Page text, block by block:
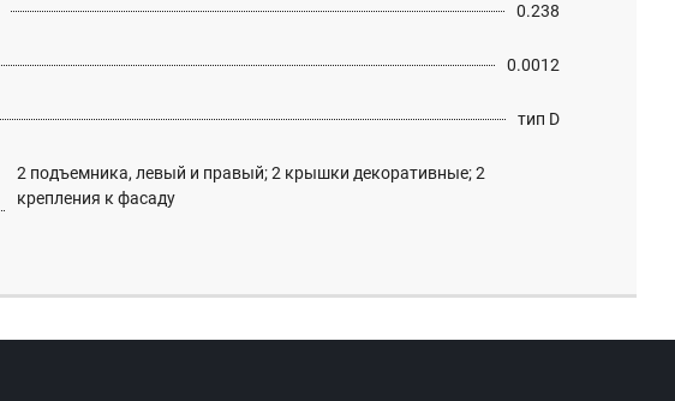
0.238
0.0012
тип D
2 подъемника, левый и правый; 2 крышки декоративные; 2
крепления к фасаду